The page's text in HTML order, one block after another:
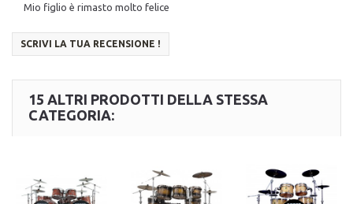
Mio figlio è rimasto molto felice
SCRIVI LA TUA RECENSIONE !
15 ALTRI PRODOTTI DELLA STESSA
CATEGORIA: